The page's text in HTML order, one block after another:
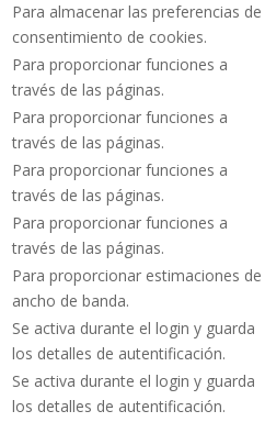
Para almacenar las preferencias de
consentimiento de cookies.
Para proporcionar funciones a
través de las páginas.
Para proporcionar funciones a
través de las páginas.
Para proporcionar funciones a
través de las páginas.
Para proporcionar funciones a
través de las páginas.
Para proporcionar estimaciones de
ancho de banda.
Se activa durante el login y guarda
los detalles de autentificación.
Se activa durante el login y guarda
los detalles de autentificación.